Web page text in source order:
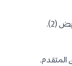
(2).
المتقدم.